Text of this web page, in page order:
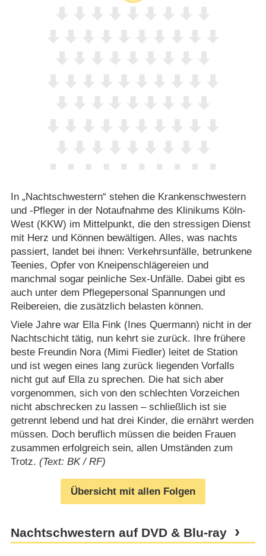
In „Nachtschwestern“ stehen die Krankenschwestern
und -Pfleger in der Notaufnahme des Klinikums Köln-
West (KKW) im Mittelpunkt, die den stressigen Dienst
mit Herz und Können bewältigen. Alles, was nachts
passiert, landet bei ihnen: Verkehrsunfälle, betrunkene
Teenies, Opfer von Kneipenschlägereien und
manchmal sogar peinliche Sex-Unfälle. Dabei gibt es
auch unter dem Pflegepersonal Spannungen und
Reibereien, die zusätzlich belasten können.
Viele Jahre war Ella Fink (Ines Quermann) nicht in der
Nachtschicht tätig, nun kehrt sie zurück. Ihre frühere
beste Freundin Nora (Mimi Fiedler) leitet de Station
und ist wegen eines lang zurück liegenden Vorfalls
nicht gut auf Ella zu sprechen. Die hat sich aber
vorgenommen, sich von den schlechten Vorzeichen
nicht abschrecken zu lassen – schließlich ist sie
getrennt lebend und hat drei Kinder, die ernährt werden
müssen. Doch beruflich müssen die beiden Frauen
zusammen erfolgreich sein, allen Umständen zum
Trotz. (Text: BK / RF)
Übersicht mit allen Folgen
Nachtschwestern auf DVD & Blu-ray